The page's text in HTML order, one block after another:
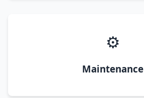
⚙️
Maintenance